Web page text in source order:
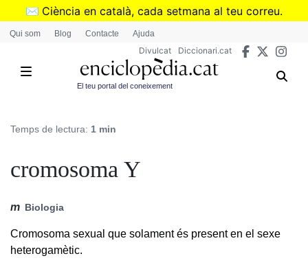
Vés
✉️ Ciència en català, cada setmana al teu correu.
➜Subscriu-te al butlletí de Divulcat
Qui som Blog Contacte Ajuda
Divulcat Diccionari.cat
El teu portal del coneixement
Temps de lectura: 1 min
cromosoma Y
m Biologia
Cromosoma sexual que solament és present en el sexe
heterogamètic.